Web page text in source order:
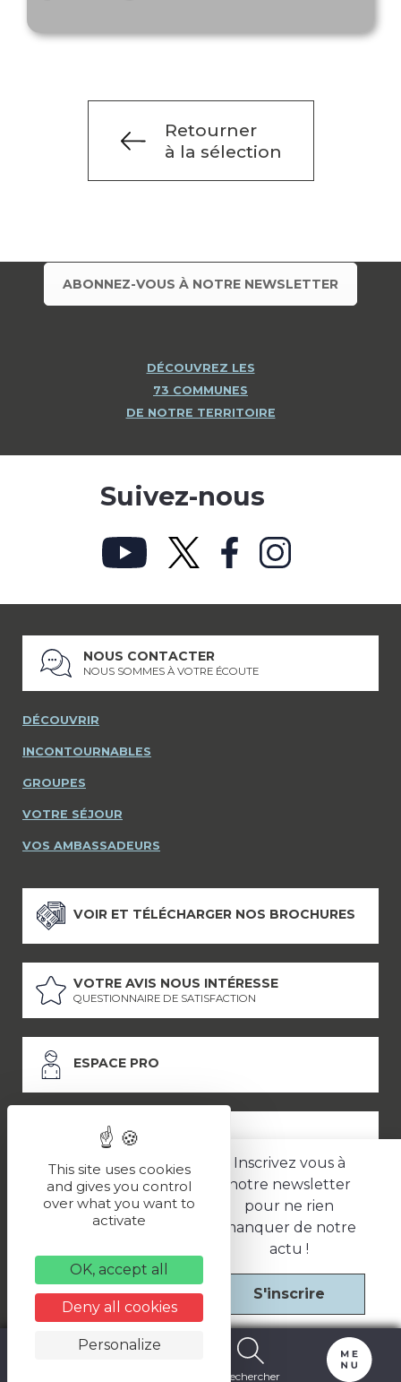
Rechercher
Retourner
à la sélection
Inscrivez vous à
notre newsletter
pour ne rien
manquer de notre
actu !
S'inscrire
ABONNEZ-VOUS À NOTRE NEWSLETTER
DÉCOUVREZ LES
73 COMMUNES
DE NOTRE TERRITOIRE
Suivez-nous
NOUS CONTACTER
NOUS SOMMES À VOTRE ÉCOUTE
DÉCOUVRIR
INCONTOURNABLES
GROUPES
VOTRE SÉJOUR
VOS AMBASSADEURS
VOIR ET TÉLÉCHARGER NOS BROCHURES
VOTRE AVIS NOUS INTÉRESSE
QUESTIONNAIRE DE SATISFACTION
ESPACE PRO
ESPACE PRESSE
LES PARTENAIRES
Politique de confidentialité
Une réalisation
This site uses cookies
and gives you control
over what you want to
activate
OK, accept all
Deny all cookies
Personalize